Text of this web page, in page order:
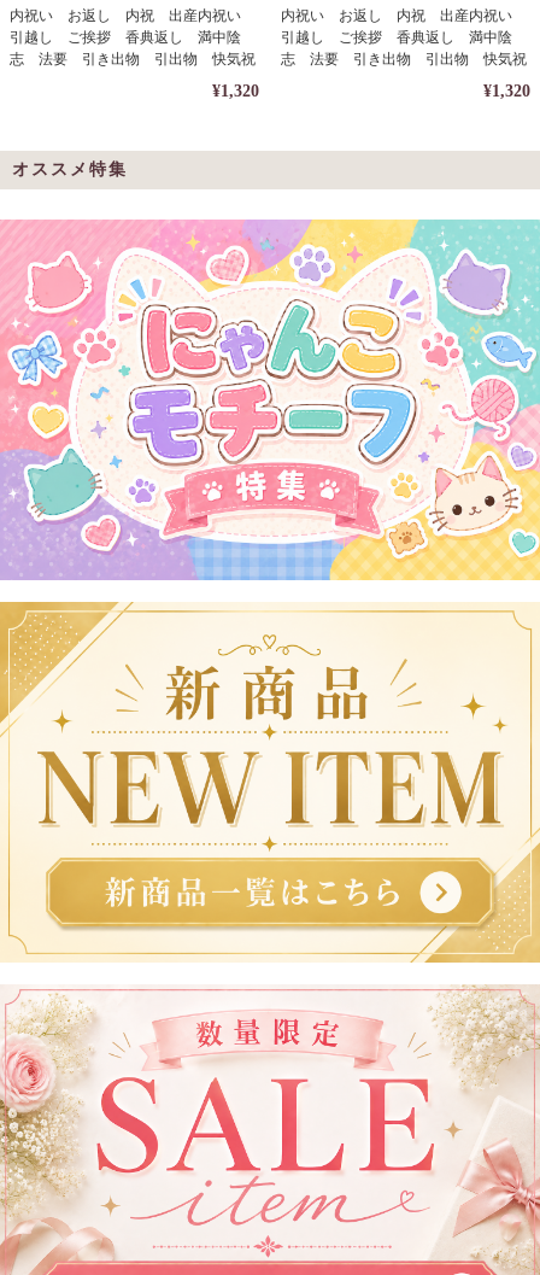
い・お中元・お歳暮等に
内祝い お返し 内祝 出産内祝い
引越し ご挨拶 香典返し 満中陰
志 法要 引き出物 引出物 快気祝
¥1,320
内祝い・お中元・お歳暮等に
内祝い お返し 内祝 出産内祝い
引越し ご挨拶 香典返し 満中陰
志 法要 引き出物 引出物 快気祝
¥1,320
オススメ特集